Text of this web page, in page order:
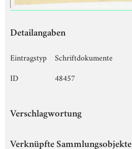
Detailangaben
Eintragstyp
Schriftdokumente
ID
48457
Verschlagwortung
Verknüpfte Sammlungsobjekte